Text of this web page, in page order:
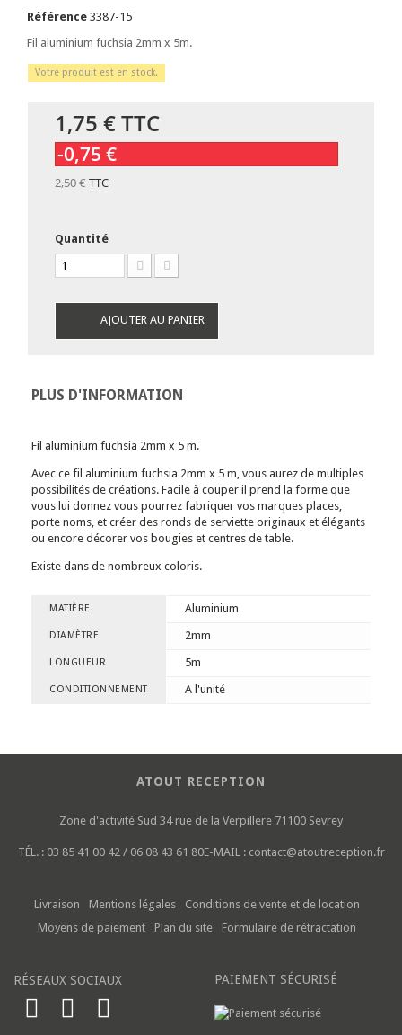
Référence 3387-15
Fil aluminium fuchsia 2mm x 5m.
Votre produit est en stock.
1,75 €TTC
-0,75 €
2,50 €TTC
Quantité
AJOUTER AU PANIER
PLUS D'INFORMATION
Fil aluminium fuchsia 2mm x 5 m.
Avec ce fil aluminium fuchsia 2mm x 5 m, vous aurez de multiples
possibilités de créations. Facile à couper il prend la forme que
vous lui donnez vous pourrez fabriquer vos marques places,
porte noms, et créer des ronds de serviette originaux et élégants
ou encore décorer vos bougies et centres de table.
Existe dans de nombreux coloris.
MATIÈRE Aluminium
DIAMÈTRE 2mm
LONGUEUR 5m
CONDITIONNEMENT A l'unité
ATOUT RECEPTION
Zone d'activité Sud 34 rue de la Verpillere 71100 Sevrey
TÉL. : 03 85 41 00 42 / 06 08 43 61 80E-MAIL : contact@atoutreception.fr
Livraison Mentions légales
Conditions de vente et de location
Moyens de paiement
Plan du site Formulaire de rétractation
RÉSEAUX SOCIAUX PAIEMENT SÉCURISÉ